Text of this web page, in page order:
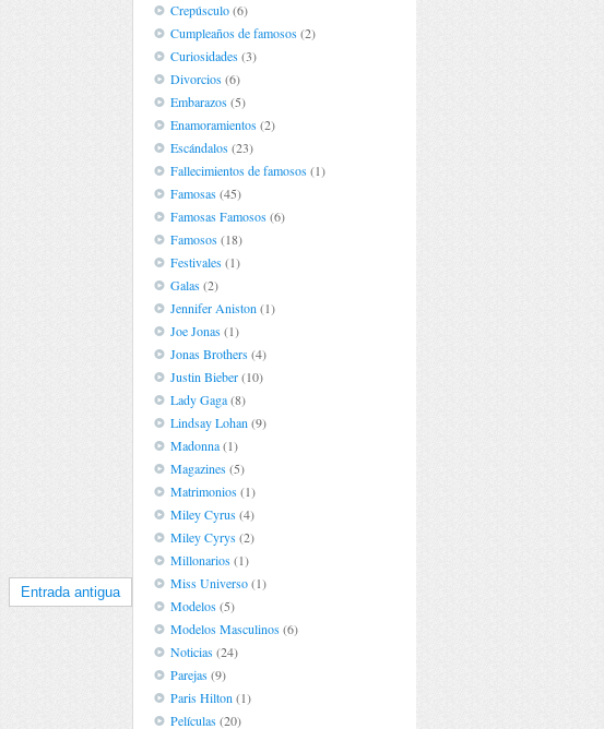
Entrada antigua
Crepúsculo(6)
Cumpleaños de famosos(2)
Curiosidades(3)
Divorcios(6)
Embarazos(5)
Enamoramientos(2)
Escándalos(23)
Fallecimientos de famosos(1)
Famosas(45)
Famosas Famosos(6)
Famosos(18)
Festivales(1)
Galas(2)
Jennifer Aniston (1)
Joe Jonas(1)
Jonas Brothers(4)
Justin Bieber(10)
Lady Gaga(8)
Lindsay Lohan (9)
Madonna(1)
Magazines(5)
Matrimonios(1)
Miley Cyrus(4)
Miley Cyrys(2)
Millonarios(1)
Miss Universo(1)
Modelos(5)
Modelos Masculinos(6)
Noticias(24)
Parejas(9)
Paris Hilton (1)
Películas(20)